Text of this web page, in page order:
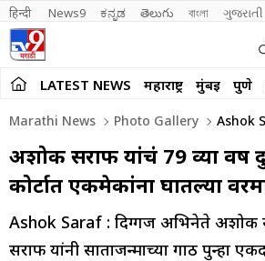
हिन्दी News9 ಕನ್ನಡ తెలుగు বাংলা ગુજરાતી
LATEST NEWS महाराष्ट्र मुंबई पुणे
Marathi News Photo Gallery Ashok
अशोक सराफ यांचं 79 व्या वर्षी
कोर्टात एकमेकांना घातल्या
Ashok Saraf : दिग्गज अभिनेते अशोक
सराफ यांनी साताजन्माच्या गाठी पुन्हा